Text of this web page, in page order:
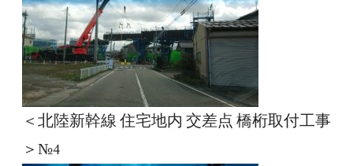
＜北陸新幹線 住宅地内 交差点 橋桁取付工事
＞№4